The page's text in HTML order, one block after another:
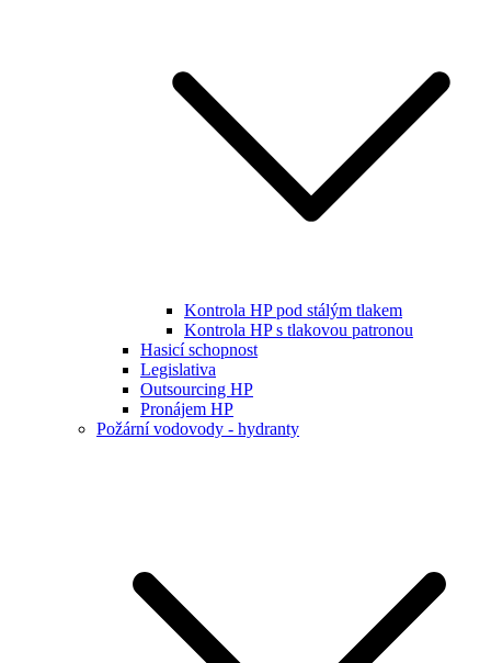
Kontrola HP pod stálým tlakem
Kontrola HP s tlakovou patronou
Hasicí schopnost
Legislativa
Outsourcing HP
Pronájem HP
Požární vodovody - hydranty